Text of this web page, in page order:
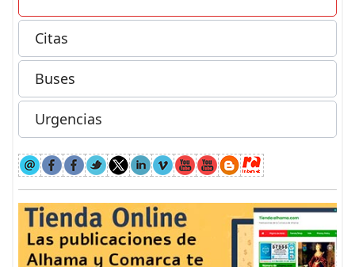
Citas
Buses
Urgencias